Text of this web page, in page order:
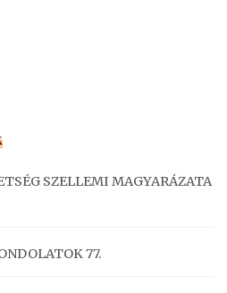
SZELLEMI MAGYARÁZATA
77.